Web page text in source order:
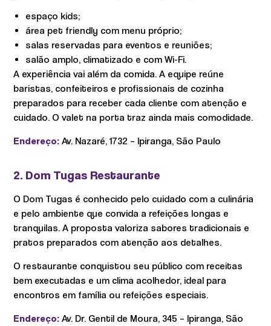
espaço kids;
área pet friendly com menu próprio;
salas reservadas para eventos e reuniões;
salão amplo, climatizado e com Wi-Fi.
A experiência vai além da comida. A equipe reúne
baristas, confeiteiros e profissionais de cozinha
preparados para receber cada cliente com atenção e
cuidado. O valet na porta traz ainda mais comodidade.
Endereço: Av. Nazaré, 1732 – Ipiranga, São Paulo
2. Dom Tugas Restaurante
O Dom Tugas é conhecido pelo cuidado com a culinária
e pelo ambiente que convida a refeições longas e
tranquilas. A proposta valoriza sabores tradicionais e
pratos preparados com atenção aos detalhes.
O restaurante conquistou seu público com receitas
bem executadas e um clima acolhedor, ideal para
encontros em família ou refeições especiais.
Endereço: Av. Dr. Gentil de Moura, 345 – Ipiranga, São